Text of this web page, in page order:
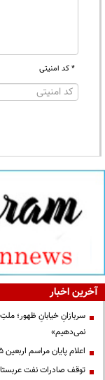
* کد امنیتی
آخرین اخبار
سربازانِ خیابانِ ظهور؛
نمی‌دهیم»
اعلام پایان مراسم اربعین ۱۴۰۵
توقف صادرات نفت